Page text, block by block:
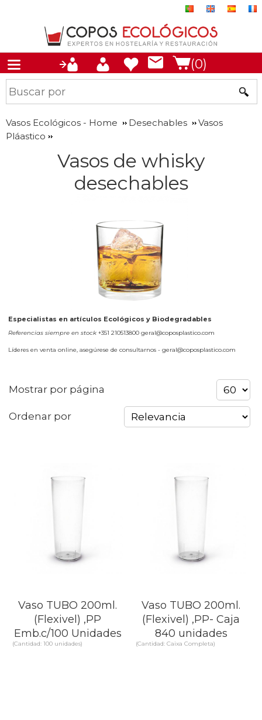
(0)
Vasos Ecológicos - Home Desechables
Vasos
Pláastico
Vasos de whisky
desechables
Especialistas en artículos Ecológicos y Biodegradables
Referencias siempre en stock +351 210513800 geral@coposplastico.com
Líderes en venta online, asegúrese de consultarnos - geral@coposplastico.com
Mostrar por página
Ordenar por
Vaso TUBO 200ml.
(Flexivel) ,PP
Emb.c/100 Unidades
(Cantidad: 100 unidades)
Vaso TUBO 200ml.
(Flexivel) ,PP- Caja
840 unidades
(Cantidad: Caixa Completa)